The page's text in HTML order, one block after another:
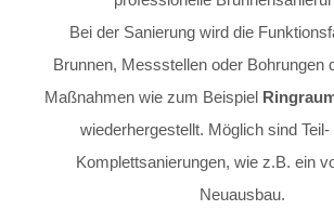
Bei der Sanierung wird die
Brunnen, Messstellen oder Bohrungen
Maßnahmen wie zum Beispiel
wiederhergestellt. Möglich sind
Komplettsanierungen, wie z.B. ein
Neuausbau.